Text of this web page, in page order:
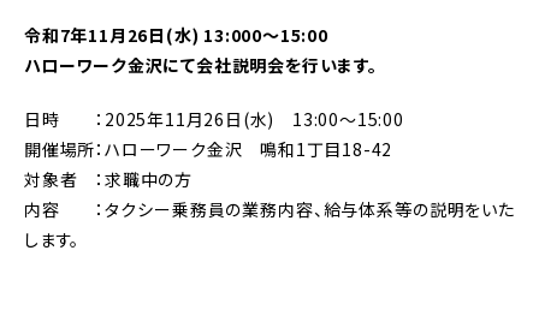
令和7年11月26日(水) 13:000～15:00
ハローワーク金沢にて会社説明会を行います。
日時 ：2025年11月26日(水) 13:00～15:00
開催場所：ハローワーク金沢 鳴和1丁目18-42
対象者 ：求職中の方
内容 ：タクシー乗務員の業務内容、給与体系等の説明をいた
します。